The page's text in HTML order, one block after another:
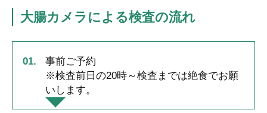
大腸カメラによる検査の流れ
事前ご予約
※検査前日の20時～検査までは絶食でお願
いします。